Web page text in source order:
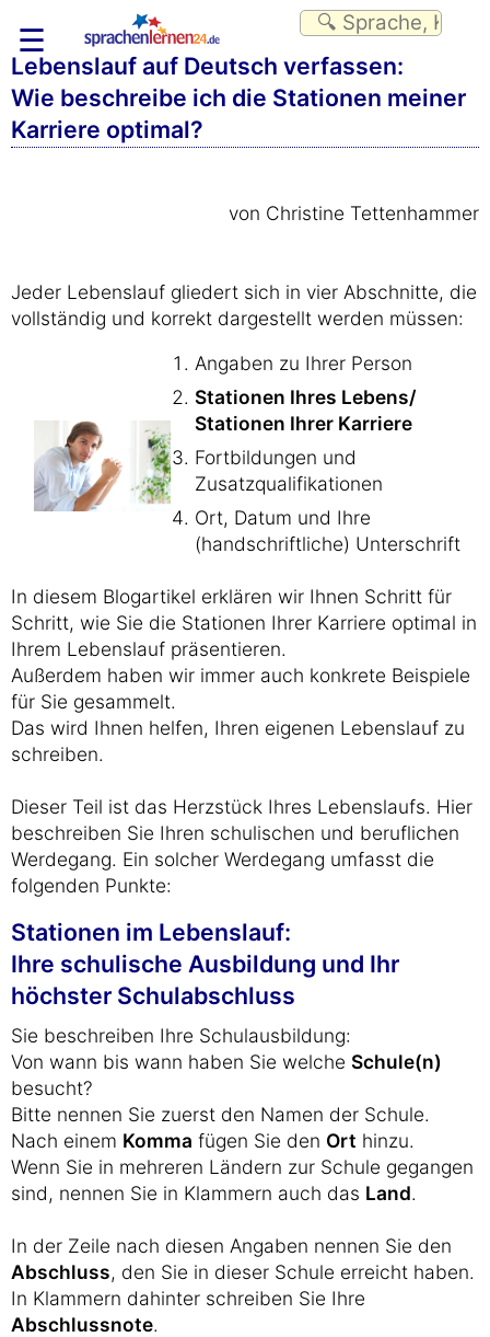
☰
Lebenslauf auf Deutsch verfassen:
Wie beschreibe ich die Stationen meiner
Karriere optimal?
von Christine Tettenhammer
Jeder Lebenslauf gliedert sich in vier Abschnitte, die
vollständig und korrekt dargestellt werden müssen:
Angaben zu Ihrer Person
Stationen Ihres Lebens/
Stationen Ihrer Karriere
Fortbildungen und
Zusatzqualifikationen
Ort, Datum und Ihre
(handschriftliche) Unterschrift
In diesem Blogartikel erklären wir Ihnen Schritt für
Schritt, wie Sie die Stationen Ihrer Karriere optimal in
Ihrem Lebenslauf präsentieren.
Außerdem haben wir immer auch konkrete Beispiele
für Sie gesammelt.
Das wird Ihnen helfen, Ihren eigenen Lebenslauf zu
schreiben.
Dieser Teil ist das Herzstück Ihres Lebenslaufs. Hier
beschreiben Sie Ihren schulischen und beruflichen
Werdegang. Ein solcher Werdegang umfasst die
folgenden Punkte:
Stationen im Lebenslauf:
Ihre schulische Ausbildung und Ihr
höchster Schulabschluss
Sie beschreiben Ihre Schulausbildung:
Von wann bis wann haben Sie welche Schule(n)
besucht?
Bitte nennen Sie zuerst den Namen der Schule.
Nach einem Komma fügen Sie den Ort hinzu.
Wenn Sie in mehreren Ländern zur Schule gegangen
sind, nennen Sie in Klammern auch das Land.
In der Zeile nach diesen Angaben nennen Sie den
Abschluss, den Sie in dieser Schule erreicht haben.
In Klammern dahinter schreiben Sie Ihre
Abschlussnote.